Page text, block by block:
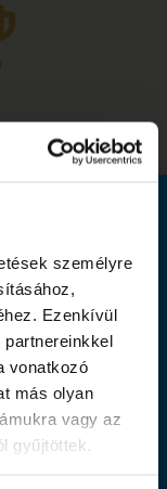
személyre
Ezenkívül
vonatkozó
más olyan
vagy az
gyűjtöttek.
tudást
végezhető
EU-s akkreditált
a szakma valódi
melyik terület áll